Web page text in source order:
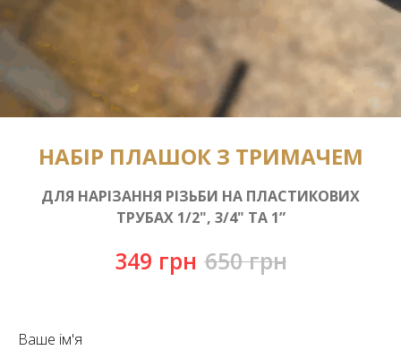
НАБІР ПЛАШОК З ТРИМАЧЕМ
ДЛЯ НАРІЗАННЯ РІЗЬБИ НА ПЛАСТИКОВИХ
ТРУБАХ 1/2", 3/4" ТА 1”
349 грн 650 грн
Ваше ім'я